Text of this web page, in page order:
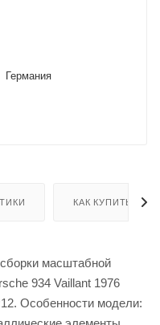
Германия
КАК КУПИТЬ
масштабной
934 Vaillant 1976
Особенности модели: